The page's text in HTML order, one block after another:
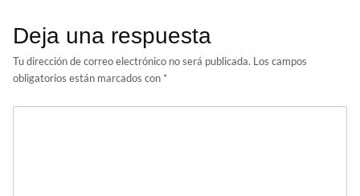
Deja una respuesta
Tu dirección de correo electrónico no será publicada. Los campos
obligatorios están marcados con *